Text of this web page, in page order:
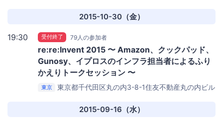
2015-10-30（金）
19:30 受付終了 79人の参加者
re:re:Invent 2015 〜 Amazon、クックパッド、
Gunosy、イプロスのインフラ担当者によるふり
かえりトークセッション 〜
東京
東京都千代田区丸の内3-8-1住友不動産丸の内ビル
2015-09-16（水）